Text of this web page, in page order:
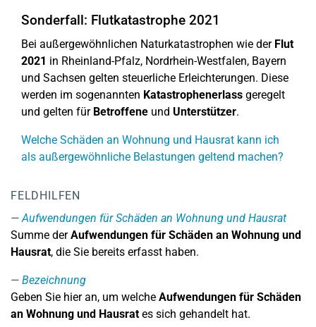
Sonderfall: Flutkatastrophe 2021
Bei außergewöhnlichen Naturkatastrophen wie der Flut
2021 in Rheinland-Pfalz, Nordrhein-Westfalen, Bayern
und Sachsen gelten steuerliche Erleichterungen. Diese
werden im sogenannten Katastrophenerlass geregelt
und gelten für Betroffene und Unterstützer.
Welche Schäden an Wohnung und Hausrat kann ich
als außergewöhnliche Belastungen geltend machen?
FELDHILFEN
Aufwendungen für Schäden an Wohnung und Hausrat
Summe derAufwendungen für Schäden an Wohnung und
Hausrat, die Sie bereits erfasst haben.
Bezeichnung
Geben Sie hier an, um welche Aufwendungen für Schäden
an Wohnung und Hausrates sich gehandelt hat.